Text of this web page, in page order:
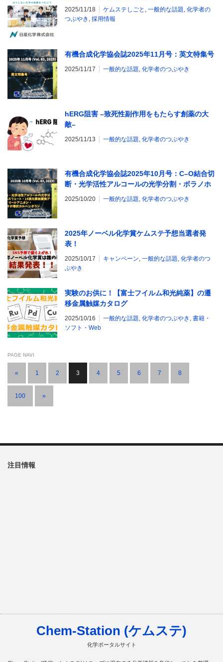
2025/11/18 ケムステしごと , 一般的な話題, 化学者の
つぶやき , 採用情報
有機合成化学協会誌2025年11月号：英文特集号
2025/11/17 一般的な話題, 化学者のつぶやき
hERG阻害 –致死性副作用をもたらす創薬の大
敵–
2025/11/13 一般的な話題, 化学者のつぶやき
有機合成化学協会誌2025年10月号：C–O結合切
断・光学活性アルコールの光学分割・ボラノホ
スフェート・14族元素核置換アリールアニオ
ン・N-ヘテロ環状カルベンボラン
2025/10/20 一般的な話題, 化学者のつぶやき
2025年ノーベル化学賞ケムステ予想当選者発
表！
2025/10/17 キャンペーン, 一般的な話題, 化学者のつ
ぶやき
実験のお供に！【富士フイルム和光純薬】の遷
移金属触媒カタログ
2025/10/16 一般的な話題, 化学者のつぶやき , 書籍・
ソフト・Web
PAGE NAVI
« 1 2 3 4 5 6 7 8
100 »
注目情報
Chem-Station (ケムステ)
化学ポータルサイト